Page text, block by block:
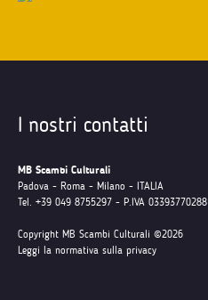
I nostri contatti
MB Scambi Culturali
Padova - Roma - Milano - ITALIA
Tel. +39 049 8755297 - P.IVA 03393770288
Copyright MB Scambi Culturali ©2026
Leggi la normativa sulla privacy